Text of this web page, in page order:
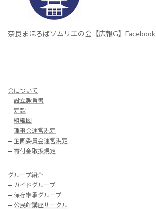
奈良まほろばソムリエの会【広報G】Facebook
会について
— 設立趣旨書
— 定款
— 組織図
— 理事会運営規定
— 企画委員会運営規定
— 寄付金取扱規定
グループ紹介
— ガイドグループ
— 保存継承グループ
— 公民館講座サークル